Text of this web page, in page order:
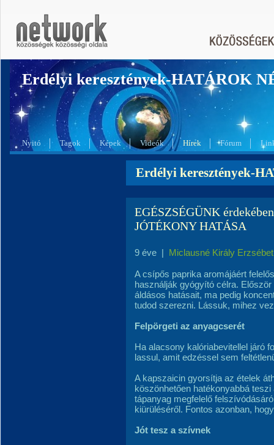
Erdélyi keresztények-HATÁROK
Nyitó Tagok Képek Videók Hírek Fórum
Erdélyi keresztények-
EGÉSZSÉGÜNK
JÓTÉKONY HATÁSA
9 éve | Miclausné Király Erzsébet
A csípős paprika aromájáért
használják gyógyító célra.
áldásos hatásait, ma pedig
tudod szerezni. Lássuk, mihez
Felpörgeti az anyagcserét
Ha alacsony kalóriabevitellel járó
lassul, amit edzéssel sem
A kapszaicin gyorsítja az ételek
köszönhetően hatékonyabbá
tápanyag megfelelő
kiürüléséről. Fontos azonban,
Jót tesz a szívnek